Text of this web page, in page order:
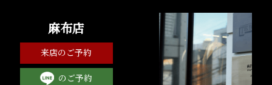
麻布店
来店のご予約
のご予約